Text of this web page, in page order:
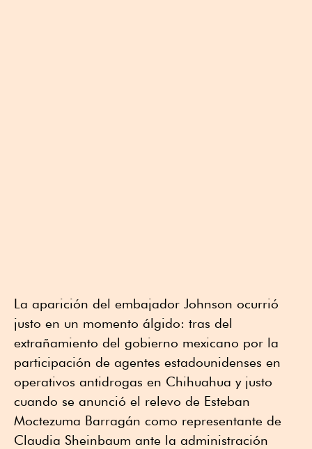
La aparición del embajador Johnson ocurrió
justo en un momento álgido: tras del
extrañamiento del gobierno mexicano por la
participación de agentes estadounidenses en
operativos antidrogas en Chihuahua y justo
cuando se anunció el relevo de Esteban
Moctezuma Barragán como representante de
Claudia Sheinbaum ante la administración